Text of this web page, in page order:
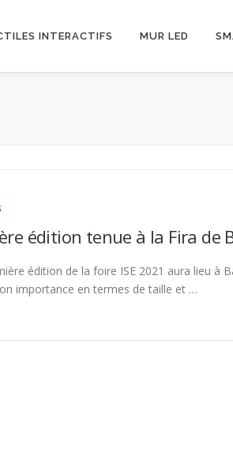
INTERACTIFS MUR LED
édition tenue à la Fira de
édition de la foire ISE 2021 aura lieu à
importance en termes de taille et …